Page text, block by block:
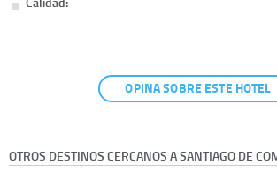
OPINA SOBRE ESTE HOTEL
OTROS DESTINOS CERCANOS A SANTIAGO DE